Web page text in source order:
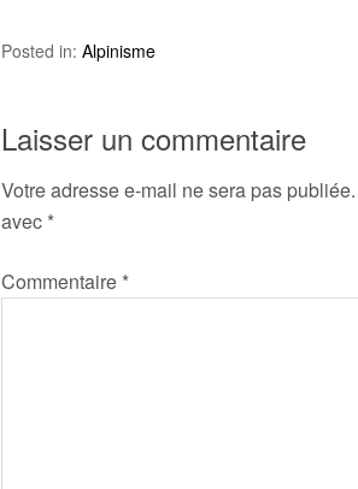
Posted in: Alpinisme
Laisser un commentaire
Votre adresse e-mail ne sera pas publiée.
avec *
Commentaire *